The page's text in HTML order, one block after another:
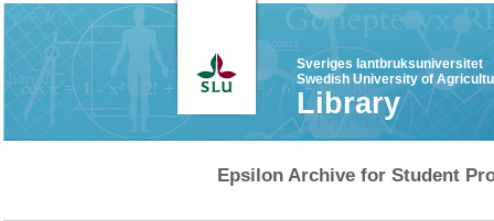
Sveriges lantbruksuniversitet
Swedish University of
Library
Epsilon Archive for Student